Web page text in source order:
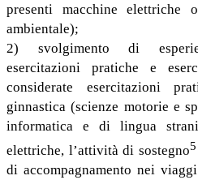
presenti macchine elettriche
ambientale);
2) svolgimento di
esercitazioni pratiche e
considerate esercitazioni
ginnastica (scienze motorie e
informatica e di lingua
elettriche, l’attività di sostegno5
di accompagnamento nei